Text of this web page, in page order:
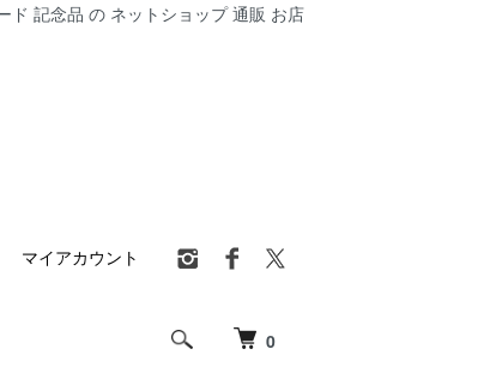
ド 記念品 の ネットショップ 通販 お店
0
マイアカウント